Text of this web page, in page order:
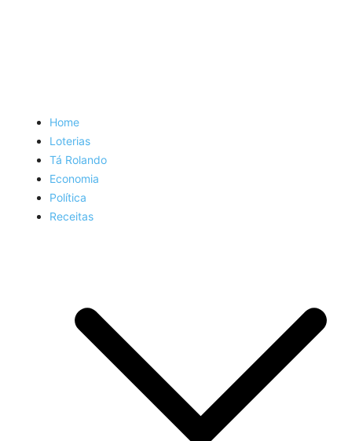
Home
Loterias
Tá Rolando
Economia
Política
Receitas